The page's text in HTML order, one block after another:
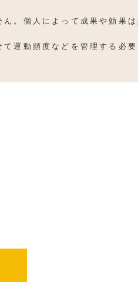
。個人によって成果や効果は
運動頻度などを管理する必要